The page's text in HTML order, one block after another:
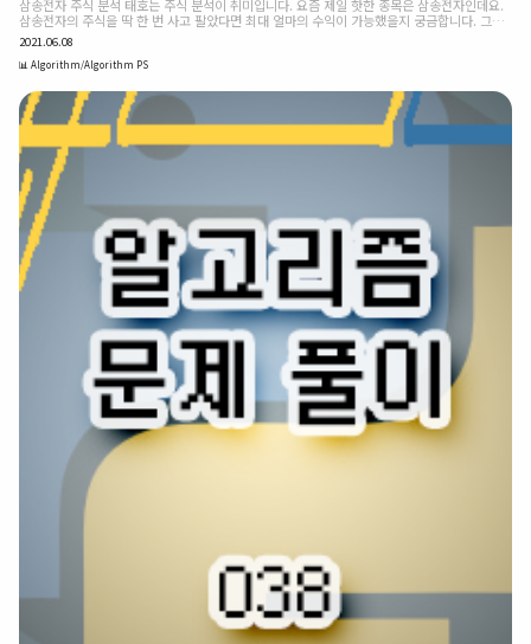
삼송전자 주식 분석 태호는 주식 분석이 취미입니다. 요즘 제일 핫한 종목은 삼송전자인데요.
삼송전자의 주식을 딱 한 번 사고 팔았다면 최대 얼마의 수익이 가능했을지 궁금합니다. 그것
을 계산해 주는 O(n) O(n) 함수 max_profit을 작성하세요. max_profit은 파라미터로 일
별 주식 가격이 들어 있는 리스트 stock_prices를 받고 최대 수익을 리턴합니다. 주식은 딱
한 번만 사고 한 번만 팝니다. 그리고 사는 당일에 팔 수는 없습니다. 하나의 예시로, 지난 6일
안 낼 수 있는 최대 수익은 둘째 날 1에 사서 다섯째 날 6에 팔면 총 5의 수익이 생깁니다. ❧
테스트 셋 de..
2021.06.08
📊 Algorithm/Algorithm PS